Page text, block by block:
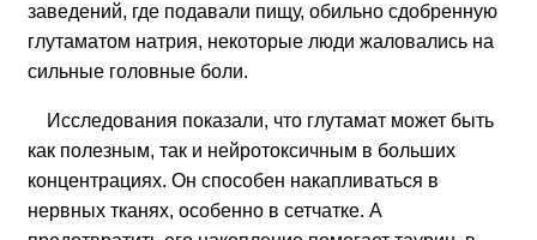
заведений, где подавали пищу, обильно сдобренную
глутаматом натрия, некоторые люди жаловались на
сильные головные боли.
Исследования показали, что глутамат может быть
как полезным, так и нейротоксичным в больших
концентрациях. Он способен накапливаться в
нервных тканях, особенно в сетчатке. А